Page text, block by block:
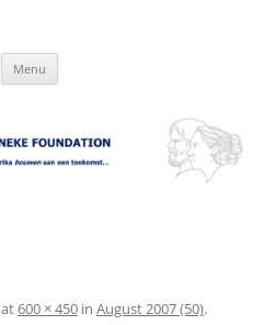
Menu
at600 × 450 in August 2007 (50).